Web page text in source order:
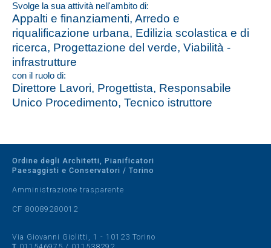
Svolge la sua attività nell'ambito di:
Appalti e finanziamenti, Arredo e
riqualificazione urbana, Edilizia scolastica e di
ricerca, Progettazione del verde, Viabilità -
infrastrutture
con il ruolo di:
Direttore Lavori, Progettista, Responsabile
Unico Procedimento, Tecnico istruttore
Ordine degli Architetti, Pianificatori
Paesaggisti e Conservatori / Torino
Amministrazione trasparente
CF 80089280012
Via Giovanni Giolitti, 1 - 10123 Torino